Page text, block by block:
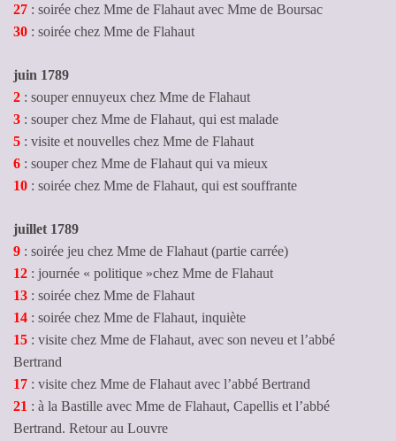
27 : soirée chez Mme de Flahaut avec Mme de Boursac
30 : soirée chez Mme de Flahaut
juin 1789
2 : souper ennuyeux chez Mme de Flahaut
3 : souper chez Mme de Flahaut, qui est malade
5 : visite et nouvelles chez Mme de Flahaut
6 : souper chez Mme de Flahaut qui va mieux
10 : soirée chez Mme de Flahaut, qui est souffrante
juillet 1789
9 : soirée jeu chez Mme de Flahaut (partie carrée)
12 : journée « politique »chez Mme de Flahaut
13 : soirée chez Mme de Flahaut
14 : soirée chez Mme de Flahaut, inquiète
15 : visite chez Mme de Flahaut, avec son neveu et l’abbé
Bertrand
17 : visite chez Mme de Flahaut avec l’abbé Bertrand
21 : à la Bastille avec Mme de Flahaut, Capellis et l’abbé
Bertrand. Retour au Louvre